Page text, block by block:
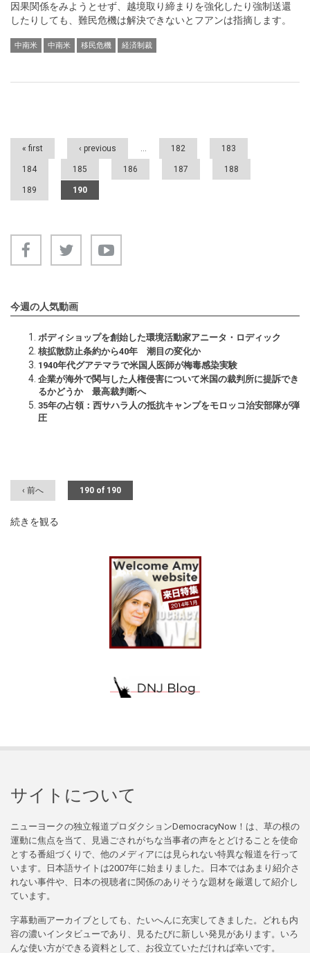
因果関係をみようとせず、越境取り締まりを強化したり強制送還
したりしても、難民危機は解決できないとフアンは指摘します。
中南米 中南米 移民危機 経済制裁
Pages
« first ‹ previous … 182 183
184 185 186 187 188
189 190
今週の人気動画
ボディショップを創始した環境活動家アニータ・ロディック
核拡散防止条約から40年 潮目の変化か
1940年代グアテマラで米国人医師が梅毒感染実験
企業が海外で関与した人権侵害について米国の裁判所に提訴でき
るかどうか 最高裁判断へ
35年の占領：西サハラ人の抵抗キャンプをモロッコ治安部隊が弾
圧
‹ 前へ 190 of 190
続きを観る
サイトについて
ニューヨークの独立報道プロダクションDemocracyNow！は、草の根の
運動に焦点を当て、見過ごされがちな当事者の声をとどけることを使命
とする番組づくりで、他のメディアには見られない特異な報道を行って
います。日本語サイトは2007年に始まりました。日本ではあまり紹介さ
れない事件や、日本の視聴者に関係のありそうな題材を厳選して紹介し
ています。
字幕動画アーカイブとしても、たいへんに充実してきました。どれも内
容の濃いインタビューであり、見るたびに新しい発見があります。いろ
んな使い方ができる資料として、お役立ていただければ幸いです。